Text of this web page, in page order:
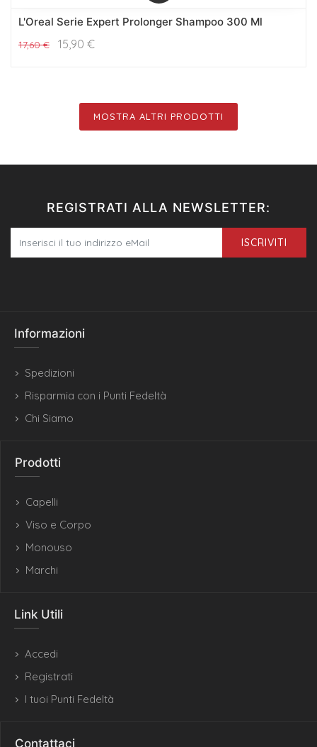
L'Oreal Serie Expert Prolonger Shampoo 300 Ml
17,60€ 15,90 €
MOSTRA ALTRI PRODOTTI
REGISTRATI ALLA NEWSLETTER:
ISCRIVITI
Informazioni
Spedizioni
Risparmia con i Punti Fedeltà
Chi Siamo
Prodotti
Capelli
Viso e Corpo
Monouso
Marchi
Link Utili
Accedi
Registrati
I tuoi Punti Fedeltà
Contattaci